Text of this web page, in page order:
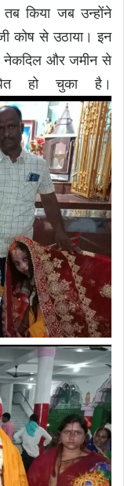
किया जब उन्होंने
कोष से उठाया। इन
नेकदिल और जमीन से